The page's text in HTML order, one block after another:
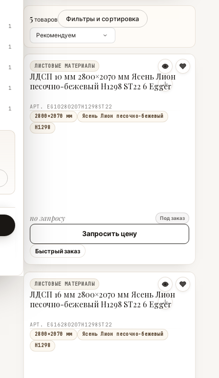
1
1
1
1
1
5 товаров Фильтры и сортировка
ЛИСТОВЫЕ МАТЕРИАЛЫ
ЛДСП 10 мм 2800×2070 мм Ясень Лион
песочно-бежевый H1298 ST22 6 Egger
АРТ. EG10280207H1298ST22
2800×2070 мм
Ясень Лион песочно-бежевый
H1298
по запросу Под заказ
Запросить цену
Быстрый заказ
ЛИСТОВЫЕ МАТЕРИАЛЫ
ЛДСП 16 мм 2800×2070 мм Ясень Лион
песочно-бежевый H1298 ST22 6 Egger
АРТ. EG16280207H1298ST22
2800×2070 мм
Ясень Лион песочно-бежевый
H1298